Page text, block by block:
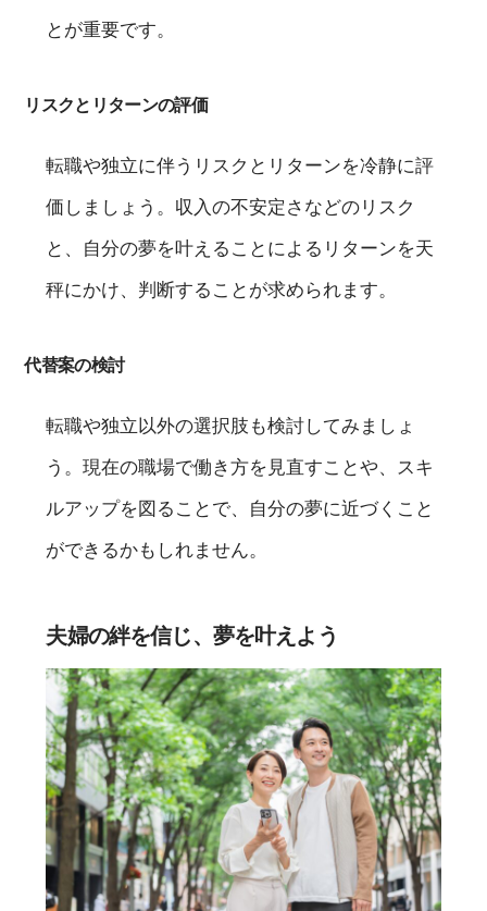
とが重要です。
リスクとリターンの評価
転職や独立に伴うリスクとリターンを冷静に評
価しましょう。収入の不安定さなどのリスク
と、自分の夢を叶えることによるリターンを天
秤にかけ、判断することが求められます。
代替案の検討
転職や独立以外の選択肢も検討してみましょ
う。現在の職場で働き方を見直すことや、スキ
ルアップを図ることで、自分の夢に近づくこと
ができるかもしれません。
夫婦の絆を信じ、夢を叶えよう